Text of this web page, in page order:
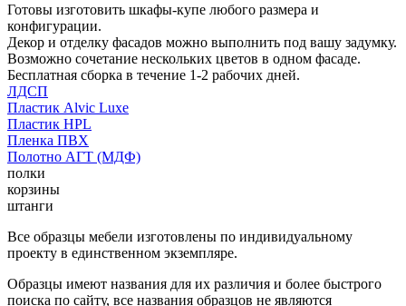
Готовы изготовить шкафы-купе любого размера и
конфигурации.
Декор и отделку фасадов можно выполнить под вашу задумку.
Возможно сочетание нескольких цветов в одном фасаде.
Бесплатная сборка в течение 1-2 рабочих дней.
ЛДСП
Пластик Alvic Luxe
Пластик HPL
Пленка ПВХ
Полотно АГТ (МДФ)
полки
корзины
штанги
Все образцы мебели изготовлены по индивидуальному
проекту в единственном экземпляре.
Образцы имеют названия для их различия и более быстрого
поиска по сайту, все названия образцов не являются